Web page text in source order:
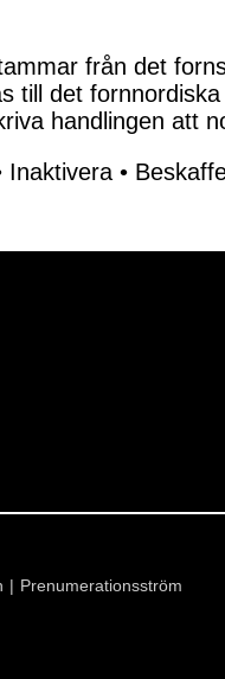
från det
till det
handlingen att
Inaktivera •
Prenumerationsström